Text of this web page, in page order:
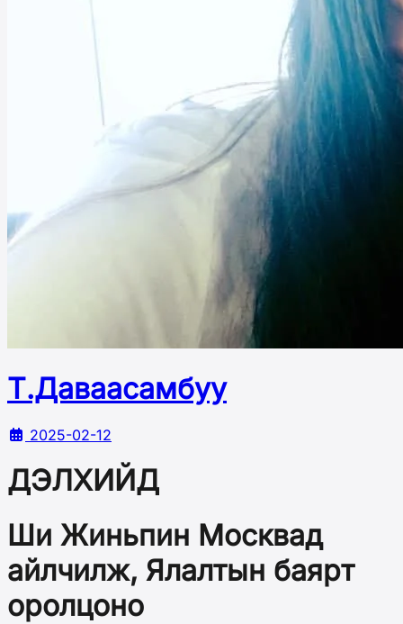
Т.Даваасамбуу
2025-02-12
ДЭЛХИЙД
Ши Жиньпин Москвад
айлчилж, Ялалтын баярт
оролцоно